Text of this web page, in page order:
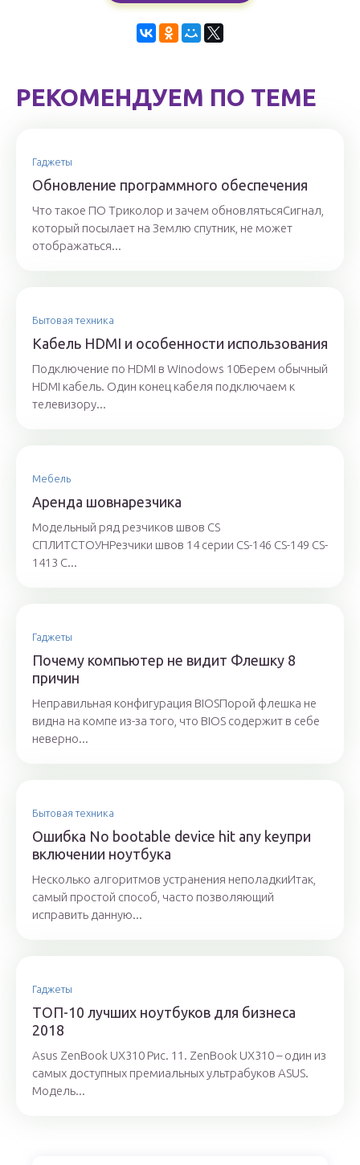
РЕКОМЕНДУЕМ ПО ТЕМЕ
Гаджеты
Обновление программного обеспечения
Что такое ПО Триколор и зачем обновлятьсяСигнал,
который посылает на Землю спутник, не может
отображаться...
Бытовая техника
Кабель HDMI и особенности использования
Подключение по HDMI в Winodows 10Берем обычный
HDMI кабель. Один конец кабеля подключаем к
телевизору...
Мебель
Аренда шовнарезчика
Модельный ряд резчиков швов CS
СПЛИТСТОУНРезчики швов 14 серии CS-146 CS-149 CS-
1413 C...
Гаджеты
Почему компьютер не видит Флешку 8
причин
Неправильная конфигурация BIOSПорой флешка не
видна на компе из-за того, что BIOS содержит в себе
неверно...
Бытовая техника
Ошибка No bootable device hit any keyпри
включении ноутбука
Несколько алгоритмов устранения неполадкиИтак,
самый простой способ, часто позволяющий
исправить данную...
Гаджеты
ТОП-10 лучших ноутбуков для бизнеса
2018
Asus ZenBook UX310 Рис. 11. ZenBook UX310 – один из
самых доступных премиальных ультрабуков ASUS.
Модель...